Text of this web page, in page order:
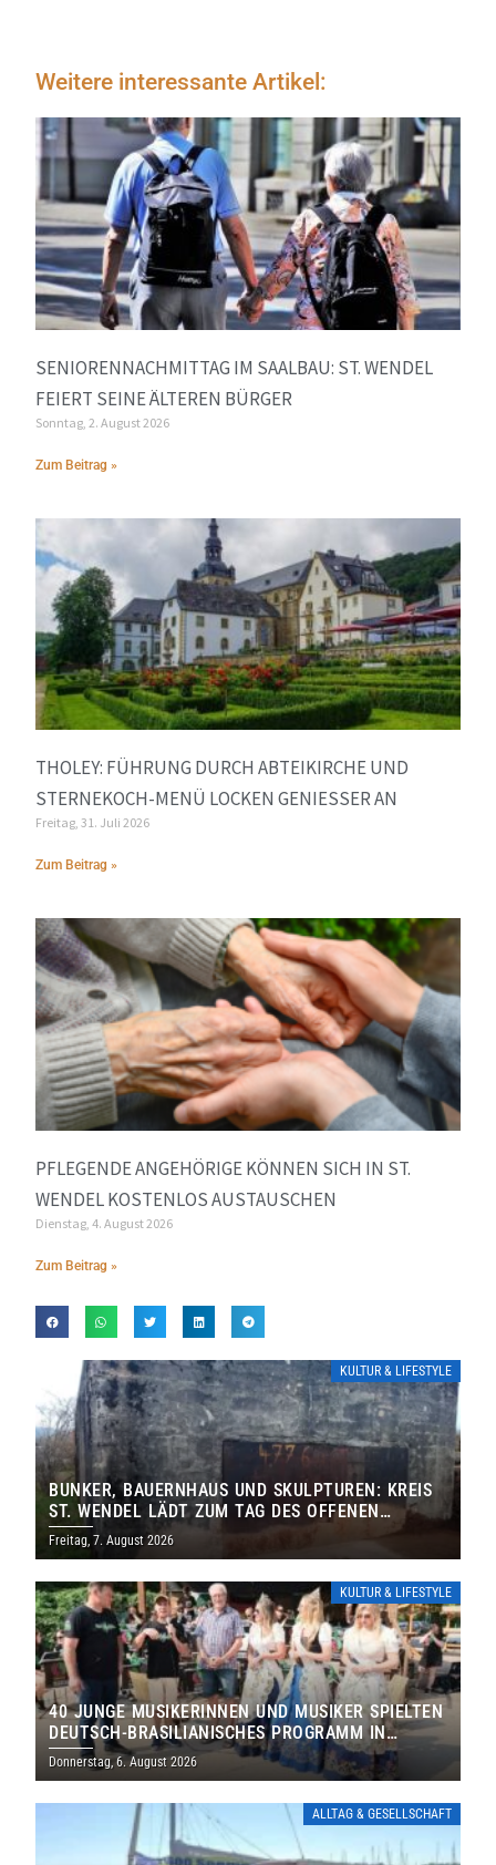
Weitere interessante Artikel:
SENIORENNACHMITTAG IM SAALBAU: ST. WENDEL
FEIERT SEINE ÄLTEREN BÜRGER
Sonntag, 2. August 2026
Zum Beitrag »
THOLEY: FÜHRUNG DURCH ABTEIKIRCHE UND
STERNEKOCH-MENÜ LOCKEN GENIESSER AN
Freitag, 31. Juli 2026
Zum Beitrag »
PFLEGENDE ANGEHÖRIGE KÖNNEN SICH IN ST.
WENDEL KOSTENLOS AUSTAUSCHEN
Dienstag, 4. August 2026
Zum Beitrag »
KULTUR & LIFESTYLE
BUNKER, BAUERNHAUS UND SKULPTUREN: KREIS
ST. WENDEL LÄDT ZUM TAG DES OFFENEN
DENKMALS EIN
Freitag, 7. August 2026
KULTUR & LIFESTYLE
40 JUNGE MUSIKERINNEN UND MUSIKER SPIELTEN
DEUTSCH-BRASILIANISCHES PROGRAMM IN
THOLEY
Donnerstag, 6. August 2026
ALLTAG & GESELLSCHAFT